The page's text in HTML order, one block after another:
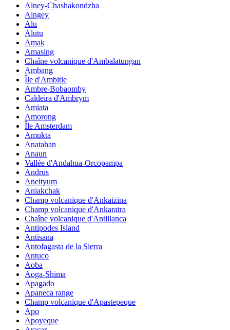
Alney-Chashakondzha
Alngey
Alu
Alutu
Amak
Amasing
Chaîne volcanique d'Ambalatungan
Ambang
Île d'Ambitle
Ambre-Bobaomby
Caldeira d'Ambrym
Amiata
Amorong
Île Amsterdam
Amukta
Anatahan
Anaun
Vallée d'Andahua-Orcopampa
Andrus
Aneityum
Aniakchak
Champ volcanique d'Ankaizina
Champ volcanique d'Ankaratra
Chaîne volcanique d'Antillanca
Antipodes Island
Antisana
Antofagasta de la Sierra
Antuco
Aoba
Aoga-Shima
Apagado
Apaneca range
Champ volcanique d'Apastepeque
Apo
Apoyeque